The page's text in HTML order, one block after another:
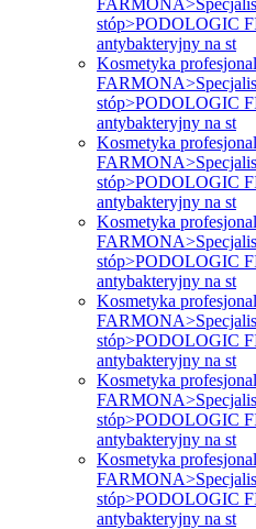
stóp>PODOLOGIC
antybakteryjny na st
Kosmetyka
stóp>PODOLOGIC
antybakteryjny na st
Kosmetyka
stóp>PODOLOGIC
antybakteryjny na st
Kosmetyka
stóp>PODOLOGIC
antybakteryjny na st
Kosmetyka
stóp>PODOLOGIC
antybakteryjny na st
Kosmetyka
stóp>PODOLOGIC
antybakteryjny na st
Kosmetyka
stóp>PODOLOGIC
antybakteryjny na st